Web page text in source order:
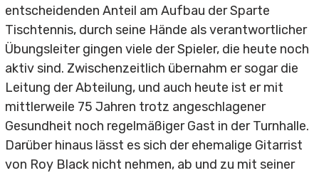
Shop
Teamwear
Fanartikel
Bezahlkarte
entscheidenden Anteil am Aufbau der Sparte
Tischtennis, durch seine Hände als verantwortlicher
Übungsleiter gingen viele der Spieler, die heute noch
aktiv sind. Zwischenzeitlich übernahm er sogar die
Leitung der Abteilung, und auch heute ist er mit
mittlerweile 75 Jahren trotz angeschlagener
Gesundheit noch regelmäßiger Gast in der Turnhalle.
Darüber hinaus lässt es sich der ehemalige Gitarrist
von Roy Black nicht nehmen, ab und zu mit seiner